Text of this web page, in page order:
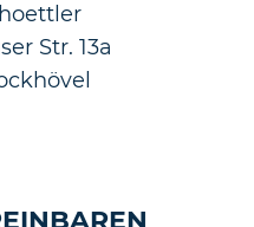
Str. 13a